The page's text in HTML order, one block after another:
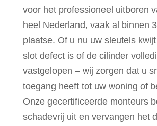
voor het professioneel uitboren
heel Nederland, vaak al binnen
plaatse. Of u nu uw sleutels
slot defect is of de cilinder
vastgelopen – wij zorgen dat u
toegang heeft tot uw woning of
Onze gecertificeerde monteurs
schadevrij uit en vervangen het